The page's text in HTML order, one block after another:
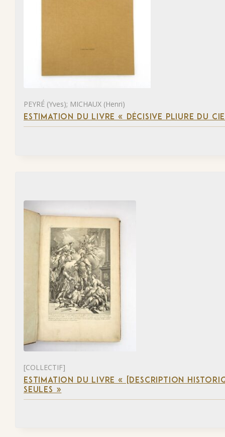
PEYRÉ (Yves); MICHAUX (Henri)
ESTIMATION DU LIVRE « DÉCISIVE PLIURE DU
[COLLECTIF]
ESTIMATION DU LIVRE « [DESCRIPTION
SEULES »